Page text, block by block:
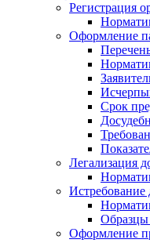
Регистрация
Оформление
Срок
Легализация
Истребование
Образцы
Оформление